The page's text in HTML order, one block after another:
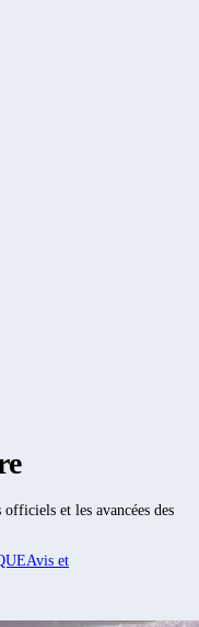
et les avancées des
Avis et